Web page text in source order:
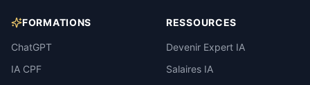
FORMATIONS
ChatGPT
IA CPF
RESSOURCES
Devenir Expert IA
Salaires IA